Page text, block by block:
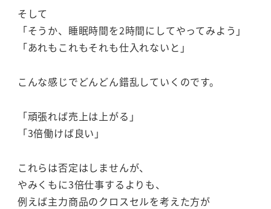
そして
「そうか、睡眠時間を2時間にしてやってみよう」
「あれもこれもそれも仕入れないと」
こんな感じでどんどん錯乱していくのです。
「頑張れば売上は上がる」
「3倍働けば良い」
これらは否定はしませんが、
やみくもに3倍仕事するよりも、
例えば主力商品のクロスセルを考えた方が